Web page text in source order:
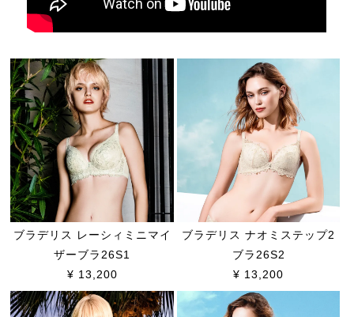
ブラデリス レーシィミニマイ
ザーブラ26S1
¥ 13,200
ブラデリス ナオミステップ2
ブラ26S2
¥ 13,200